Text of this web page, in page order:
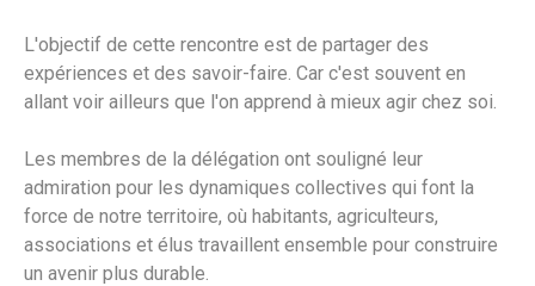
L'objectif de cette rencontre est de partager des
expériences et des savoir-faire. Car c'est souvent en
allant voir ailleurs que l'on apprend à mieux agir chez soi.
Les membres de la délégation ont souligné leur
admiration pour les dynamiques collectives qui font la
force de notre territoire, où habitants, agriculteurs,
associations et élus travaillent ensemble pour construire
un avenir plus durable.